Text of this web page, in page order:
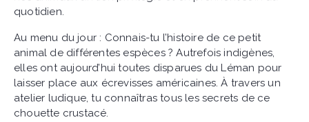
quotidien.
Au menu du jour : Connais-tu l’histoire de ce petit
animal de différentes espèces ? Autrefois indigènes,
elles ont aujourd’hui toutes disparues du Léman pour
laisser place aux écrevisses américaines. À travers un
atelier ludique, tu connaîtras tous les secrets de ce
chouette crustacé.